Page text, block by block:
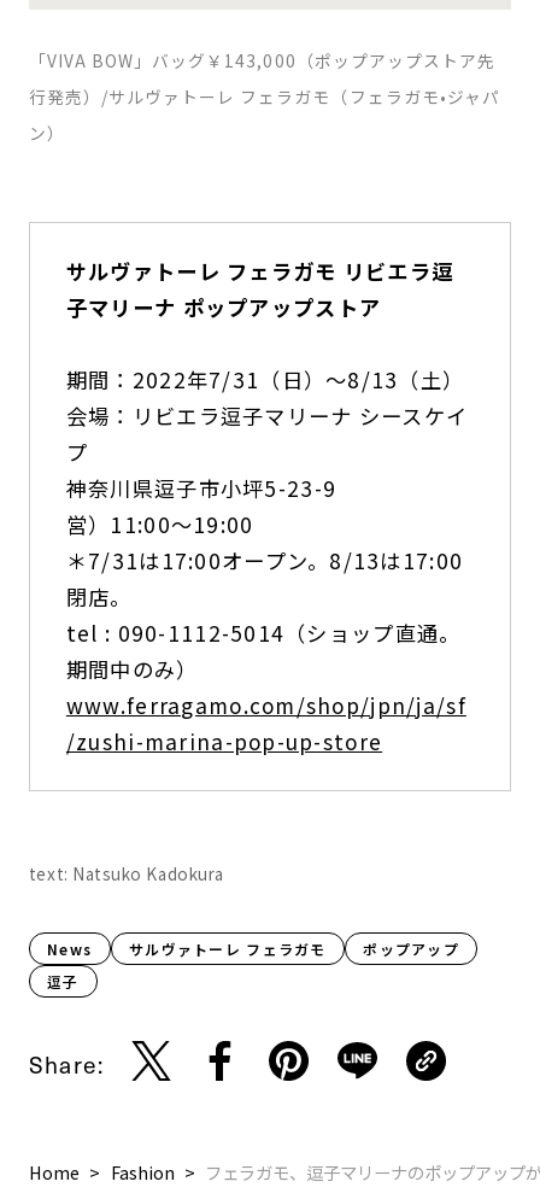
「VIVA BOW」バッグ￥143,000（ポップアップストア先
行発売）/サルヴァトーレ フェラガモ（フェラガモ•ジャパ
ン）
サルヴァトーレ フェラガモ リビエラ逗
子マリーナ ポップアップストア
期間：2022年7/31（日）〜8/13（土）
会場：リビエラ逗子マリーナ シースケイ
プ
神奈川県逗子市小坪5-23-9
営）11:00〜19:00
＊7/31は17:00オープン。8/13は17:00
閉店。
tel : 090-1112-5014（ショップ直通。
期間中のみ）
www.ferragamo.com/shop/jpn/ja/sf
/zushi-marina-pop-up-store
text: Natsuko Kadokura
News サルヴァトーレ フェラガモ
ポップアップ
逗子
Share:
Home Fashion フェラガモ、逗子マリーナのポップアップ